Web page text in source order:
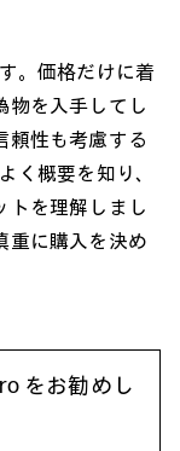
。価格だけに着
物を入手してし
頼性も考慮する
く概要を知り、
トを理解しまし
重に購入を決め
をお勧めし